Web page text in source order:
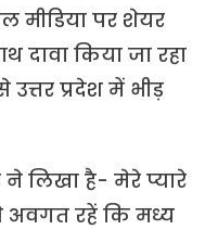
मीडिया पर शेयर
दावा किया जा रहा
प्रदेश में भीड़
लिखा है- मेरे प्यारे
अवगत रहें कि मध्य